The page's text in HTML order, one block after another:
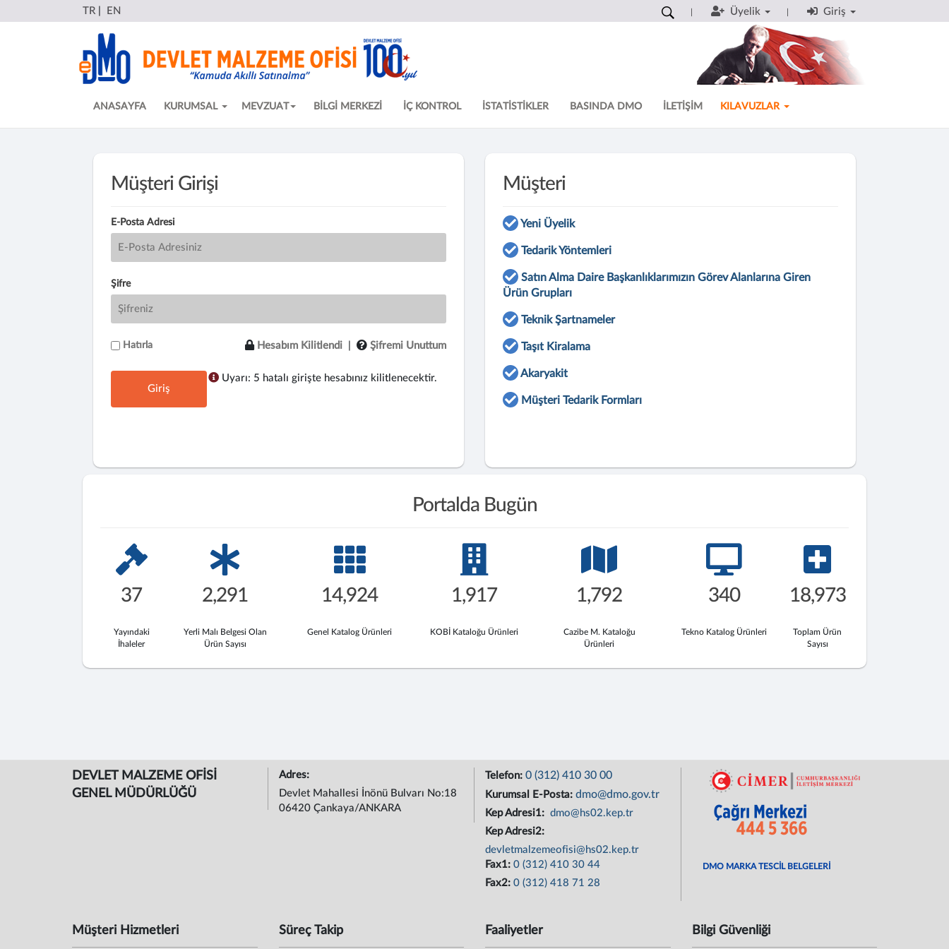
TR EN Üyelik Giriş
ANASAYFA KURUMSAL MEVZUAT BİLGİ MERKEZİ İÇ KONTROL İSTATİSTİKLER BASINDA DMO İLETİŞİM KILAVUZLAR
Müşteri Girişi
E-Posta Adresi
Şifre
Hatırla Hesabım Kilitlendi Şifremi Unuttum
Giriş
Uyarı: 5 hatalı girişte hesabınız kilitlenecektir.
Müşteri
Yeni Üyelik
Tedarik Yöntemleri
Satın Alma Daire Başkanlıklarımızın Görev Alanlarına Giren
Ürün Grupları
Teknik Şartnameler
Taşıt Kiralama
Akaryakit
Müşteri Tedarik Formları
Portalda Bugün
37
Yayındaki
İhaleler
2,291
Yerli Malı Belgesi Olan
Ürün Sayısı
14,924
Genel Katalog Ürünleri
1,917
KOBİ Kataloğu Ürünleri
1,792
Cazibe M. Kataloğu
Ürünleri
340
Tekno Katalog Ürünleri
18,973
Toplam Ürün
Sayısı
DEVLET MALZEME OFİSİ
GENEL MÜDÜRLÜĞÜ
Adres:
Devlet Mahallesi İnönü Bulvarı No:18
06420 Çankaya/ANKARA
Telefon: 0 (312) 410 30 00
Kurumsal E-Posta: dmo@dmo.gov.tr
Kep Adresi1: dmo@hs02.kep.tr
Kep Adresi2:
devletmalzemeofisi@hs02.kep.tr
Fax1: 0 (312) 410 30 44
Fax2: 0 (312) 418 71 28
DMO MARKA TESCİL BELGELERİ
Müşteri Hizmetleri Süreç Takip Faaliyetler Bilgi Güvenliği